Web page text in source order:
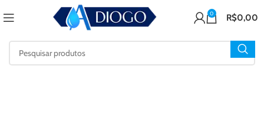
0 R$0,00